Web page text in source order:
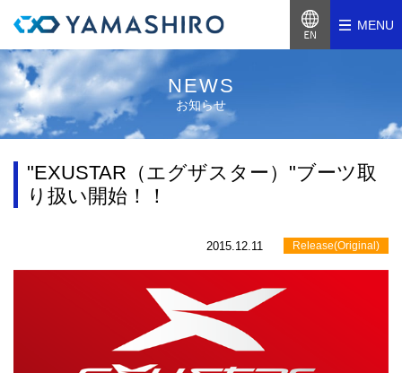
MENU
NEWS
お知らせ
"EXUSTAR（エグザスター）"ブーツ取
り扱い開始！！
2015.12.11 Release(Original)